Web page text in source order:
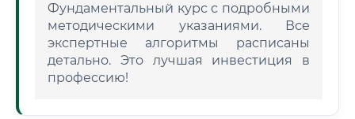
Фундаментальный курс с подробными
методическими указаниями. Все
экспертные алгоритмы расписаны
детально. Это лучшая инвестиция в
профессию!